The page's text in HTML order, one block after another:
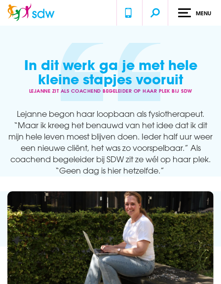
MENU
In dit werk ga je met hele
kleine stapjes vooruit
LEJANNE ZIT ALS COACHEND BEGELEIDER OP HAAR PLEK BIJ SDW
Lejanne begon haar loopbaan als fysiotherapeut.
“Maar ik kreeg het benauwd van het idee dat ik dit
mijn hele leven moest blijven doen. Ieder half uur weer
een nieuwe cliënt, het was zo voorspelbaar.” Als
coachend begeleider bij SDW zit ze wél op haar plek.
“Geen dag is hier hetzelfde.”